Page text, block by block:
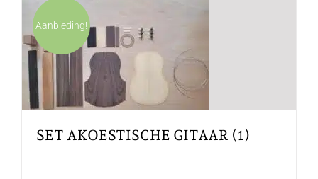
Aanbieding!
SET AKOESTISCHE GITAAR (1)